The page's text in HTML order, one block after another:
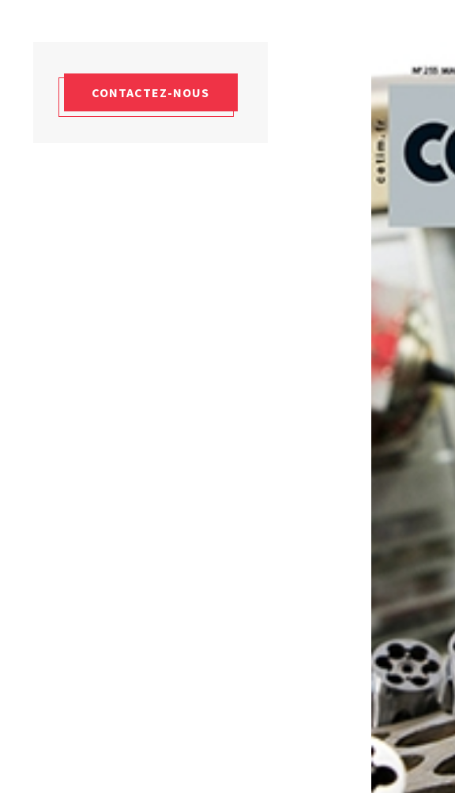
Qualifiantes / certifiantes
Parcours de spécialisation
A l'international
CONTACTEZ-NOUS